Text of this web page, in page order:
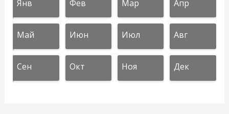
Янв Фев Мар Апр
Май Июн Июл Авг
Сен Окт Ноя Дек